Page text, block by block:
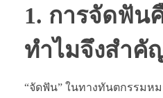
1. การจัดฟัน
ทำไมจึงสำคั
“จัดฟัน” ในทางทันตกรรมห